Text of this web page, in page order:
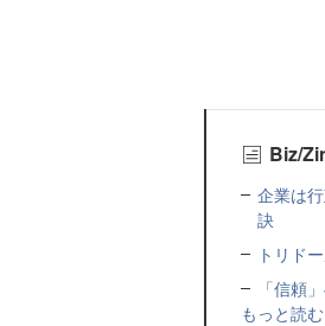
Biz/
企業は
訣
トリド
「信頼
もっと読む